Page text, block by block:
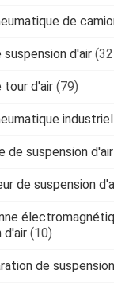
de
suspension d'air
tour d'air (79)
industriel
de suspension d'air
de suspension
d'air (10)
de